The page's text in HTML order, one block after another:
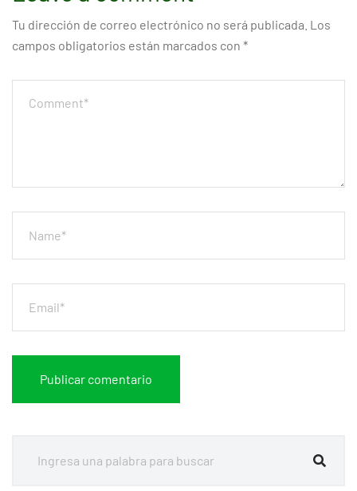
Tu dirección de correo electrónico no será publicada. Los
campos obligatorios están marcados con *